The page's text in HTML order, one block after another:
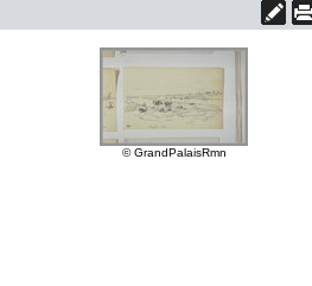
© GrandPalaisRmn